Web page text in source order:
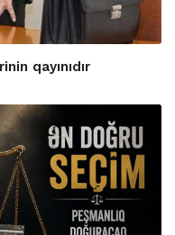
qayınıdır